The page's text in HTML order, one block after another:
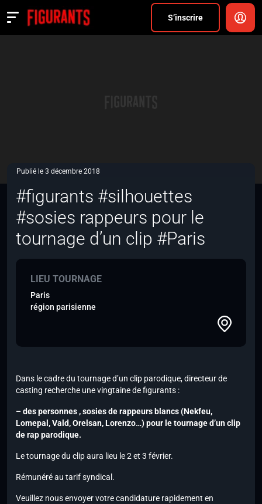
S’inscrire
Actualités
Publié le 3 décembre 2018
#figurants #silhouettes
#sosies rappeurs pour le
tournage d’un clip #Paris
LIEU TOURNAGE
Paris
région parisienne
Dans le cadre du tournage d’un clip parodique, directeur de
casting recherche une vingtaine de figurants :
– des personnes , sosies de rappeurs blancs (Nekfeu,
Lomepal, Vald, Orelsan, Lorenzo…) pour le tournage d’un clip
de rap parodique.
Le tournage du clip aura lieu le 2 et 3 février.
Rémunéré au tarif syndical.
Veuillez nous envoyer votre candidature rapidement en